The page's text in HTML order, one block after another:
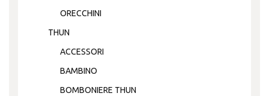
ORECCHINI
THUN
ACCESSORI
BAMBINO
BOMBONIERE THUN